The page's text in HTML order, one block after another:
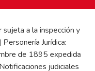
a la inspección y
Jurídica:
de 1895 expedida
judiciales